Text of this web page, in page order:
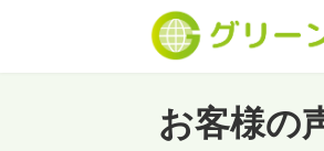
ン
ー
お客様の